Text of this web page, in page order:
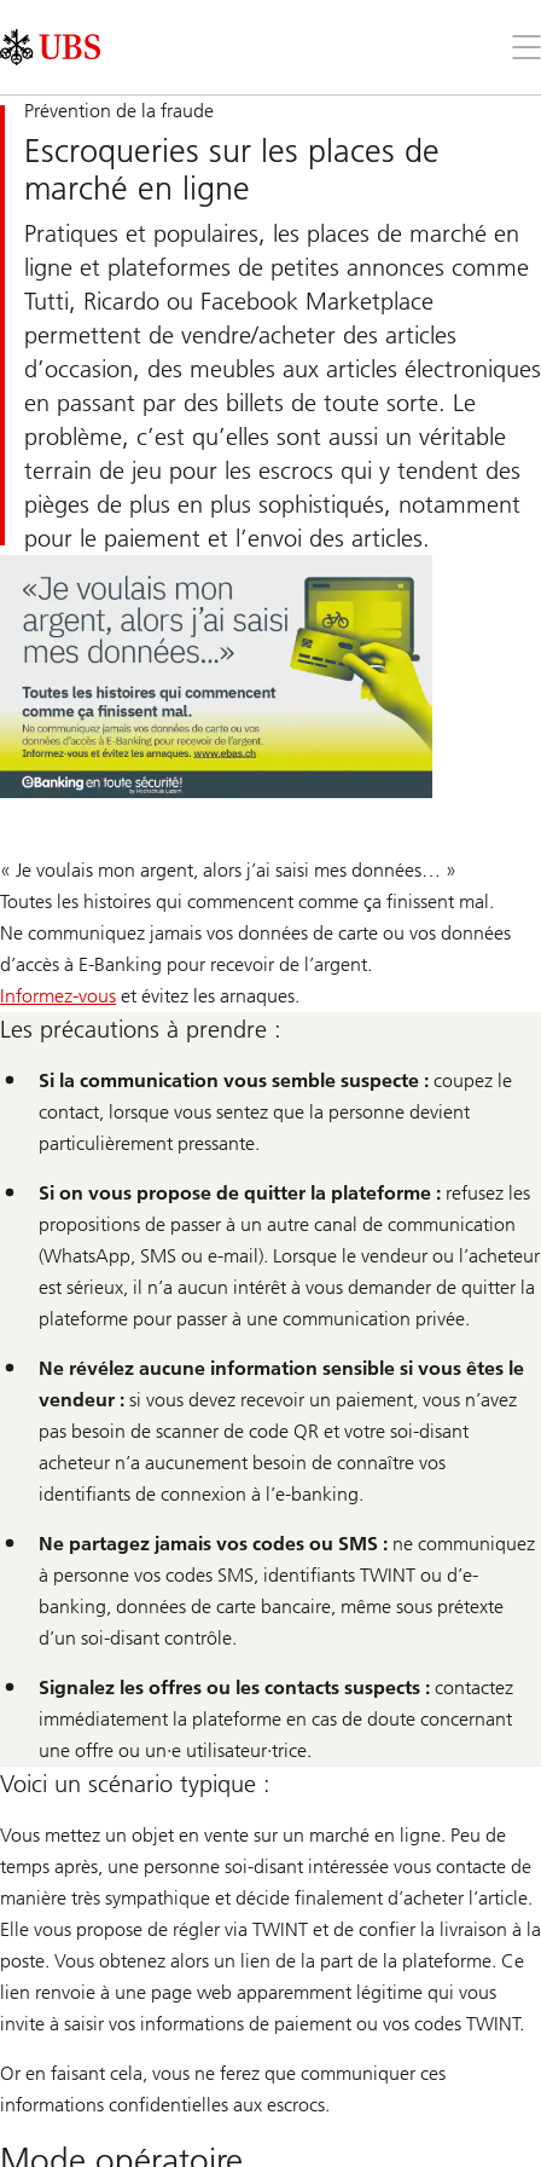
Links
Area
le
Prévention de la fraude
Escroqueries sur les places de
marché en ligne
Pratiques et populaires, les places de marché en
ligne et plateformes de petites annonces comme
Tutti, Ricardo ou Facebook Marketplace
permettent de vendre/acheter des articles
d’occasion, des meubles aux articles électroniques
en passant par des billets de toute sorte. Le
problème, c’est qu’elles sont aussi un véritable
terrain de jeu pour les escrocs qui y tendent des
pièges de plus en plus sophistiqués, notamment
pour le paiement et l’envoi des articles.
« Je voulais mon argent, alors j’ai saisi mes données… »
Toutes les histoires qui commencent comme ça finissent mal.
Ne communiquez jamais vos données de carte ou vos données
d’accès à E-Banking pour recevoir de l’argent.
Informez-vous et évitez les arnaques.
Les précautions à prendre :
Si la communication vous semble suspecte : coupez le
contact, lorsque vous sentez que la personne devient
particulièrement pressante.
Si on vous propose de quitter la plateforme : refusez les
propositions de passer à un autre canal de communication
(WhatsApp, SMS ou e-mail). Lorsque le vendeur ou l’acheteur
est sérieux, il n’a aucun intérêt à vous demander de quitter la
plateforme pour passer à une communication privée.
Ne révélez aucune information sensible si vous êtes le
vendeur : si vous devez recevoir un paiement, vous n’avez
pas besoin de scanner de code QR et votre soi-disant
acheteur n’a aucunement besoin de connaître vos
identifiants de connexion à l’e-banking.
Ne partagez jamais vos codes ou SMS : ne communiquez
à personne vos codes SMS, identifiants TWINT ou d’e-
banking, données de carte bancaire, même sous prétexte
d’un soi-disant contrôle.
Signalez les offres ou les contacts suspects : contactez
immédiatement la plateforme en cas de doute concernant
une offre ou un·e utilisateur·trice.
Voici un scénario typique :
Vous mettez un objet en vente sur un marché en ligne. Peu de
temps après, une personne soi-disant intéressée vous contacte de
manière très sympathique et décide finalement d’acheter l’article.
Elle vous propose de régler via TWINT et de confier la livraison à la
poste. Vous obtenez alors un lien de la part de la plateforme. Ce
lien renvoie à une page web apparemment légitime qui vous
invite à saisir vos informations de paiement ou vos codes TWINT.
Or en faisant cela, vous ne ferez que communiquer ces
informations confidentielles aux escrocs.